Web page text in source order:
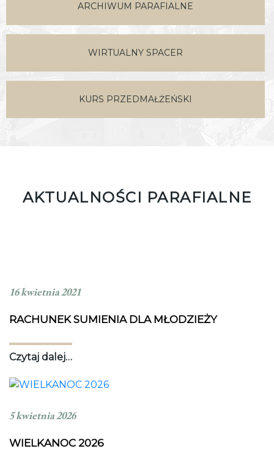
ARCHIWUM PARAFIALNE
WIRTUALNY SPACER
KURS PRZEDMAŁŻEŃSKI
AKTUALNOŚCI PARAFIALNE
16 kwietnia 2021
RACHUNEK SUMIENIA DLA MŁODZIEŻY
Czytaj dalej…
5 kwietnia 2026
WIELKANOC 2026